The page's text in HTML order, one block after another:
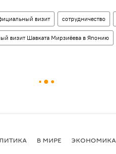
визит сотрудничество
визит Шавката Мирзиёева в Японию
В МИРЕ ЭКОНОМИКА